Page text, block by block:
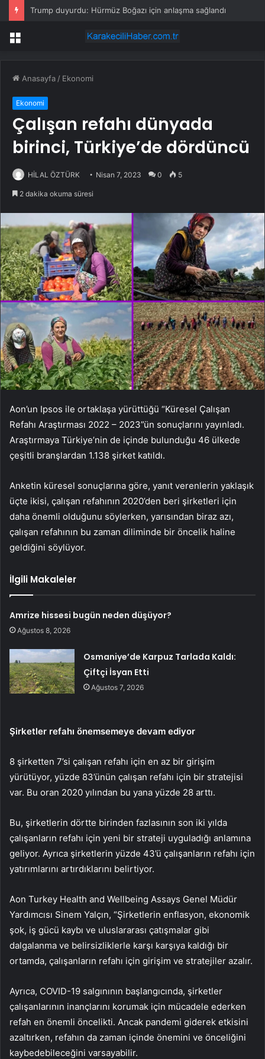
Trump duyurdu: Hürmüz Boğazı için anlaşma sağlandı
Menü
Anasayfa / Ekonomi
Ekonomi
Çalışan refahı dünyada
birinci, Türkiye’de dördüncü
HİLAL ÖZTÜRK Nisan 7, 2023 0 5
2 dakika okuma süresi
Aon’un Ipsos ile ortaklaşa yürüttüğü “Küresel Çalışan
Refahı Araştırması 2022 – 2023”ün sonuçlarını yayınladı.
Araştırmaya Türkiye’nin de içinde bulunduğu 46 ülkede
çeşitli branşlardan 1.138 şirket katıldı.
Anketin küresel sonuçlarına göre, yanıt verenlerin yaklaşık
üçte ikisi, çalışan refahının 2020’den beri şirketleri için
daha önemli olduğunu söylerken, yarısından biraz azı,
çalışan refahının bu zaman diliminde bir öncelik haline
geldiğini söylüyor.
İlgili Makaleler
Amrize hissesi bugün neden düşüyor?
Ağustos 8, 2026
Osmaniye’de Karpuz Tarlada Kaldı:
Çiftçi İsyan Etti
Ağustos 7, 2026
Şirketler refahı önemsemeye devam ediyor
8 şirketten 7’si çalışan refahı için en az bir girişim
yürütüyor, yüzde 83’ünün çalışan refahı için bir stratejisi
var. Bu oran 2020 yılından bu yana yüzde 28 arttı.
Bu, şirketlerin dörtte birinden fazlasının son iki yılda
çalışanların refahı için yeni bir strateji uyguladığı anlamına
geliyor. Ayrıca şirketlerin yüzde 43’ü çalışanların refahı için
yatırımlarını artırdıklarını belirtiyor.
Aon Turkey Health and Wellbeing Assays Genel Müdür
Yardımcısı Sinem Yalçın, “Şirketlerin enflasyon, ekonomik
şok, iş gücü kaybı ve uluslararası çatışmalar gibi
dalgalanma ve belirsizliklerle karşı karşıya kaldığı bir
ortamda, çalışanların refahı için girişim ve stratejiler azalır.
Ayrıca, COVID-19 salgınının başlangıcında, şirketler
çalışanlarının inançlarını korumak için mücadele ederken
refah en önemli öncelikti. Ancak pandemi giderek etkisini
azaltırken, refahın da zaman içinde önemini ve önceliğini
kaybedebileceğini varsayabilir.